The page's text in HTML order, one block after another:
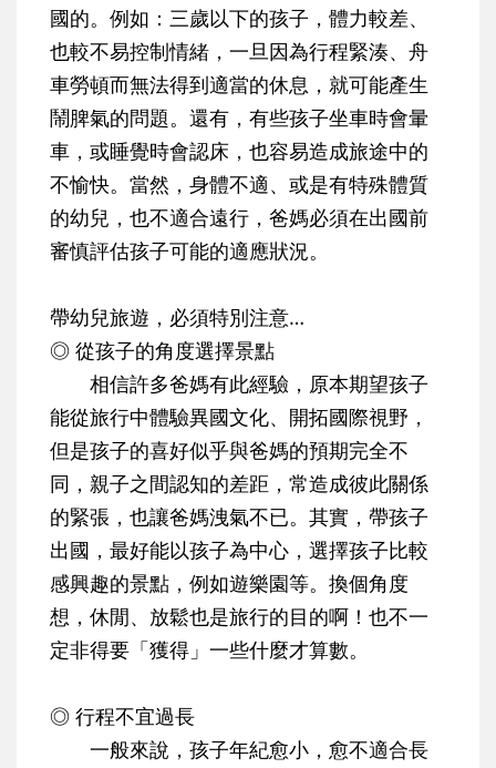
國的。例如：三歲以下的孩子，體力較差、
也較不易控制情緒，一旦因為行程緊湊、舟
車勞頓而無法得到適當的休息，就可能產生
鬧脾氣的問題。還有，有些孩子坐車時會暈
車，或睡覺時會認床，也容易造成旅途中的
不愉快。當然，身體不適、或是有特殊體質
的幼兒，也不適合遠行，爸媽必須在出國前
審慎評估孩子可能的適應狀況。
帶幼兒旅遊，必須特別注意…
◎ 從孩子的角度選擇景點
相信許多爸媽有此經驗，原本期望孩子
能從旅行中體驗異國文化、開拓國際視野，
但是孩子的喜好似乎與爸媽的預期完全不
同，親子之間認知的差距，常造成彼此關係
的緊張，也讓爸媽洩氣不已。其實，帶孩子
出國，最好能以孩子為中心，選擇孩子比較
感興趣的景點，例如遊樂園等。換個角度
想，休閒、放鬆也是旅行的目的啊！也不一
定非得要「獲得」一些什麼才算數。
◎ 行程不宜過長
一般來說，孩子年紀愈小，愈不適合長